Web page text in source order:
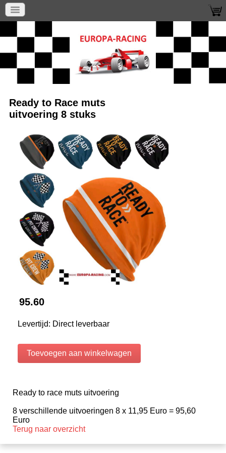
Ready to Race muts
uitvoering 8 stuks
95.60
Levertijd: Direct leverbaar
Ready to race muts uitvoering
8 verschillende uitvoeringen 8 x 11,95 Euro = 95,60
Euro
Terug naar overzicht